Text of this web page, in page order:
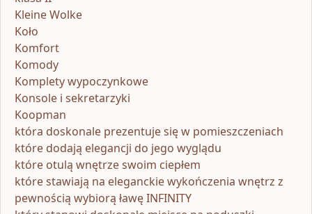
Kleine Wolke
Koło
Komfort
Komody
Komplety wypoczynkowe
Konsole i sekretarzyki
Koopman
która doskonale prezentuje się w pomieszczeniach
które dodają elegancji do jego wyglądu
które otulą wnętrze swoim ciepłem
które stawiają na eleganckie wykończenia wnętrz z
pewnością wybiorą ławę INFINITY